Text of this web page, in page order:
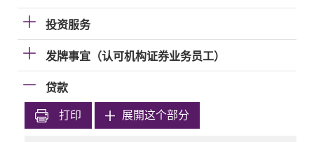
投资服务
发牌事宜（认可机构证券业务员工）
贷款
打印 展開这个部分